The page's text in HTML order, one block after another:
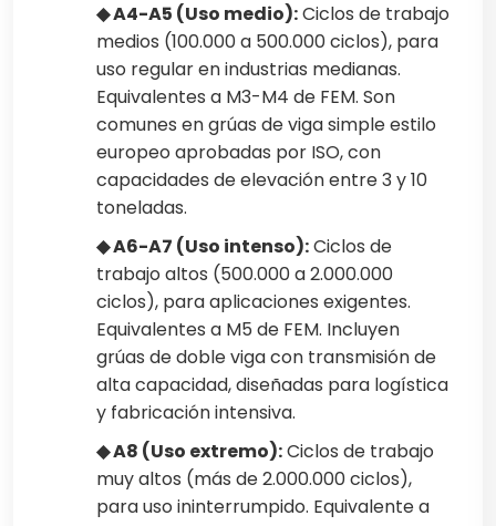
◆ A4-A5 (Uso medio):Ciclos de trabajo
medios (100.000 a 500.000 ciclos), para
uso regular en industrias medianas.
Equivalentes a M3-M4 de FEM. Son
comunes en grúas de viga simple estilo
europeo aprobadas por ISO, con
capacidades de elevación entre 3 y 10
toneladas.
◆ A6-A7 (Uso intenso):Ciclos de
trabajo altos (500.000 a 2.000.000
ciclos), para aplicaciones exigentes.
Equivalentes a M5 de FEM. Incluyen
grúas de doble viga con transmisión de
alta capacidad, diseñadas para logística
y fabricación intensiva.
◆ A8 (Uso extremo):Ciclos de trabajo
muy altos (más de 2.000.000 ciclos),
para uso ininterrumpido. Equivalente a